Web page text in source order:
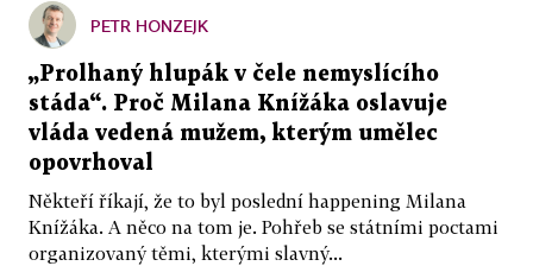
PETR HONZEJK
„Prolhaný hlupák v čele nemyslícího
stáda“. Proč Milana Knížáka oslavuje
vláda vedená mužem, kterým umělec
opovrhoval
Někteří říkají, že to byl poslední happening Milana
Knížáka. A něco na tom je. Pohřeb se státními poctami
organizovaný těmi, kterými slavný...